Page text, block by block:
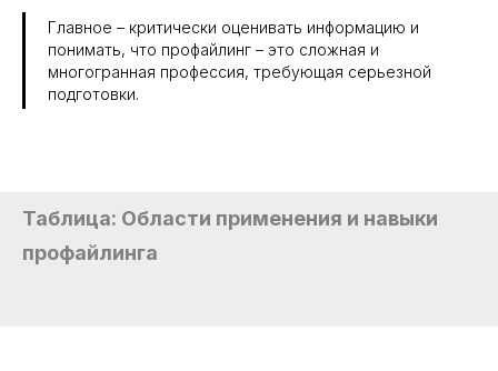
Главное – критически оценивать информацию и
понимать, что профайлинг – это сложная и
многогранная профессия, требующая серьезной
подготовки.
Таблица: Области применения и навыки
профайлинга